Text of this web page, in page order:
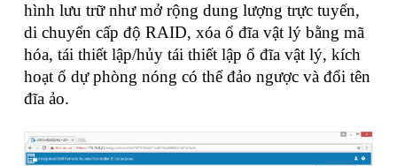
hình lưu trữ như mở rộng dung lượng trực tuyến,
di chuyển cấp độ RAID, xóa ổ đĩa vật lý bằng mã
hóa, tái thiết lập/hủy tái thiết lập ổ đĩa vật lý, kích
hoạt ổ dự phòng nóng có thể đảo ngược và đổi tên
đĩa ảo.